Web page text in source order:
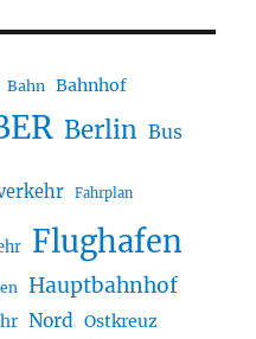
Bahn Bahnhof
Berlin Bus
Fahrplan
Flughafen
Hauptbahnhof
Nord Ostkreuz